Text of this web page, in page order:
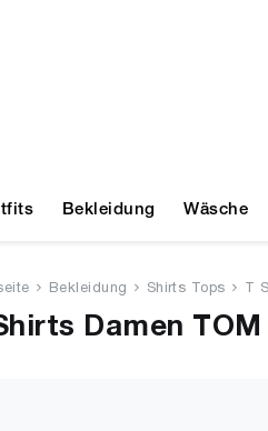
Bekleidung Wäsche
Bekleidung Shirts Tops T
Damen